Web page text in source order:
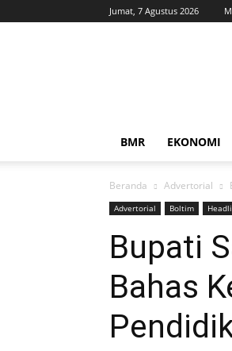
Jumat, 7 Agustus 2026
BMR EKONOMI
Beranda Advertorial
Advertorial Boltim
Bupati
Bahas